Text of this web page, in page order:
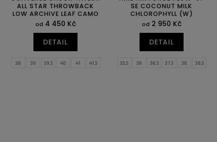
ALL STAR THROWBACK
LOW ARCHIVE LEAF CAMO
od 4 450 Kč
DETAIL
38 39 39,5 40 41
41,5
SE COCONUT MILK
CHLOROPHYLL (W)
od 2 950 Kč
DETAIL
35,5 36 36,5 37,5 38
38,5